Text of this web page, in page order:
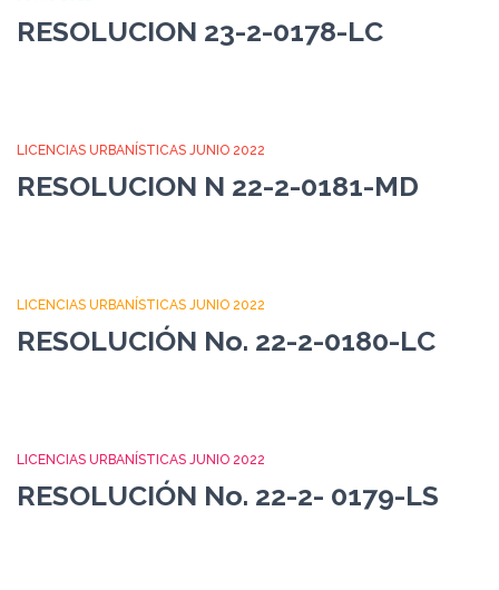
RESOLUCION 23-2-0178-LC
LICENCIAS URBANÍSTICAS JUNIO 2022
RESOLUCION N 22-2-0181-MD
LICENCIAS URBANÍSTICAS JUNIO 2022
RESOLUCIÓN No. 22-2-0180-LC
LICENCIAS URBANÍSTICAS JUNIO 2022
RESOLUCIÓN No. 22-2- 0179-LS